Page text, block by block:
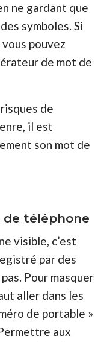
ne gardant que
symboles. Si
vous pouvez
de mot de
de
il est
son mot de
téléphone
visible, c’est
par des
Pour masquer
aller dans les
de portable »
aux